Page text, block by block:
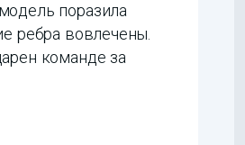
поразила
ребра вовлечены.
команде за